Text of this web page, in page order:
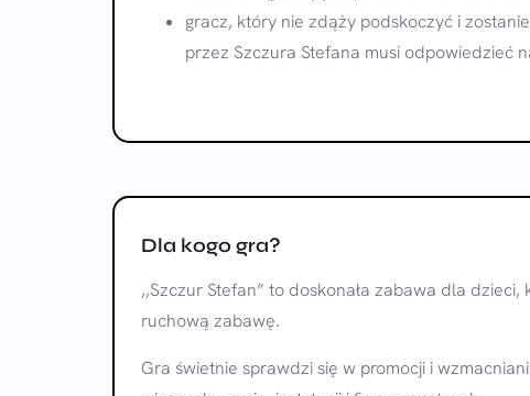
gracz, który nie zdąży podskoczyć i
przez Szczura Stefana musi odpowiedzieć
Dla kogo gra?
,,Szczur Stefan” to doskonała zabawa dla
ruchową zabawę.
Gra świetnie sprawdzi się w promocji i